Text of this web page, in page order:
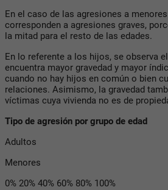
En el caso de las agresiones a
corresponden a agresiones graves,
la mitad para el resto de las edades.
En lo referente a los hijos, se observa
encuentra mayor gravedad y mayor
cuando no hay hijos en común o bien
relaciones. Asimismo, la gravedad
víctimas cuya vivienda no es de
Tipo de agresión por grupo de edad
Adultos
Menores
0% 20% 40% 60% 80% 100%